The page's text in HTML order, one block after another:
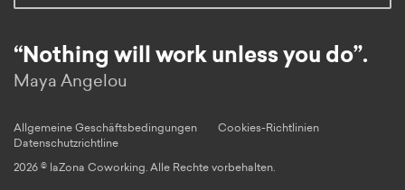
“Nothing will work unless you do”.
Maya Angelou
Allgemeine Geschäftsbedingungen
Cookies-Richtlinien
Datenschutzrichtline
2026 © laZona Coworking. Alle Rechte vorbehalten.